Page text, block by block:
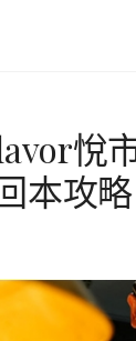
悅
本攻